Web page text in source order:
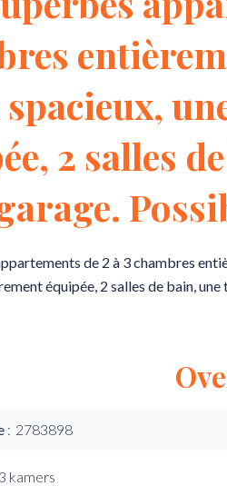
2 salles
de 2 à 3 chambres
équipée, 2 salles de bain,
2783898
3 kamers